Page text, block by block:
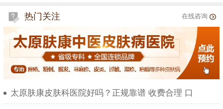
热门关注 在线咨询
太原肤康皮肤科医院好吗？正规靠谱 收费合理 口